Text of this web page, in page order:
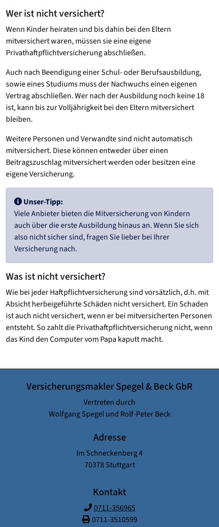
Wer ist nicht versichert?
Wenn Kinder heiraten und bis dahin bei den Eltern
mitversichert waren, müssen sie eine eigene
Privathaftpflichtversicherung abschließen.
Auch nach Beendigung einer Schul- oder Berufsausbildung,
sowie eines Studiums muss der Nachwuchs einen eigenen
Vertrag abschließen. Wer nach der Ausbildung noch keine 18
ist, kann bis zur Volljährigkeit bei den Eltern mitversichert
bleiben.
Weitere Personen und Verwandte sind nicht automatisch
mitversichert. Diese können entweder über einen
Beitragszuschlag mitversichert werden oder besitzen eine
eigene Versicherung.
Unser-Tipp:
Viele Anbieter bieten die Mitversicherung von Kindern
auch über die erste Ausbildung hinaus an. Wenn Sie sich
also nicht sicher sind, fragen Sie lieber bei Ihrer
Versicherung nach.
Was ist nicht versichert?
Wie bei jeder Haftpflichtversicherung sind vorsätzlich, d.h. mit
Absicht herbeigeführte Schäden nicht versichert. Ein Schaden
ist auch nicht versichert, wenn er bei mitversicherten Personen
entsteht. So zahlt die Privathaftpflichtversicherung nicht, wenn
das Kind den Computer vom Papa kaputt macht.
Versicherungsmakler Spegel & Beck GbR
Vertreten durch
Wolfgang Spegel und Rolf-Peter Beck
Adresse
Im Schneckenberg 4
70378 Stuttgart
Kontakt
0711-356965
0711-3510599